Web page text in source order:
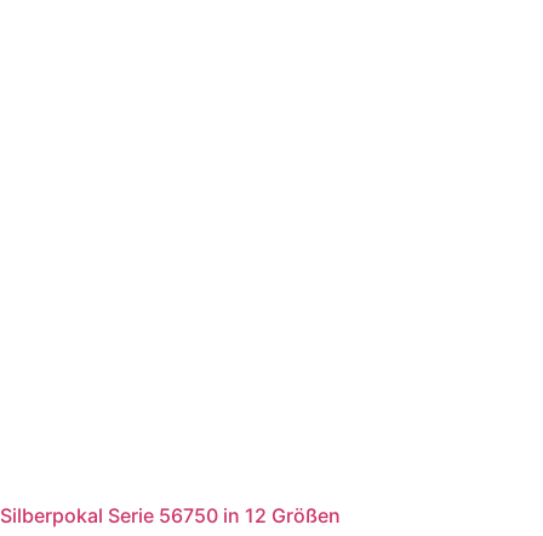
Silberpokal Serie 56750 in 12 Größen